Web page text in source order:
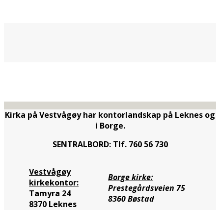
Kirka på Vestvågøy har kontorlandskap på Leknes og
i Borge.
SENTRALBORD: Tlf. 760 56 730
Vestvågøy
kirkekontor:
Tamyra 24
8370 Leknes
Borge kirke:
Prestegårdsveien 75
8360 Bøstad